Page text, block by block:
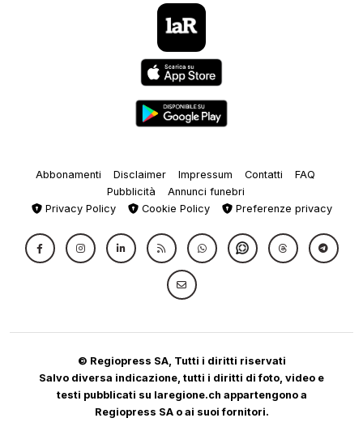
Abbonamenti Disclaimer Impressum Contatti
FAQ
Pubblicità
Annunci funebri
Privacy Policy
Cookie Policy Preferenze privacy
© Regiopress SA, Tutti i diritti riservati
Salvo diversa indicazione, tutti i diritti di foto, video e
testi pubblicati su laregione.ch appartengono a
Regiopress SA o ai suoi fornitori.